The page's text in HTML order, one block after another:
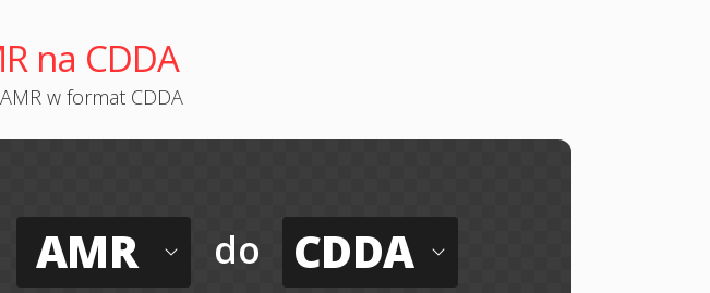
na CDDA
w format CDDA
AMR do CDDA